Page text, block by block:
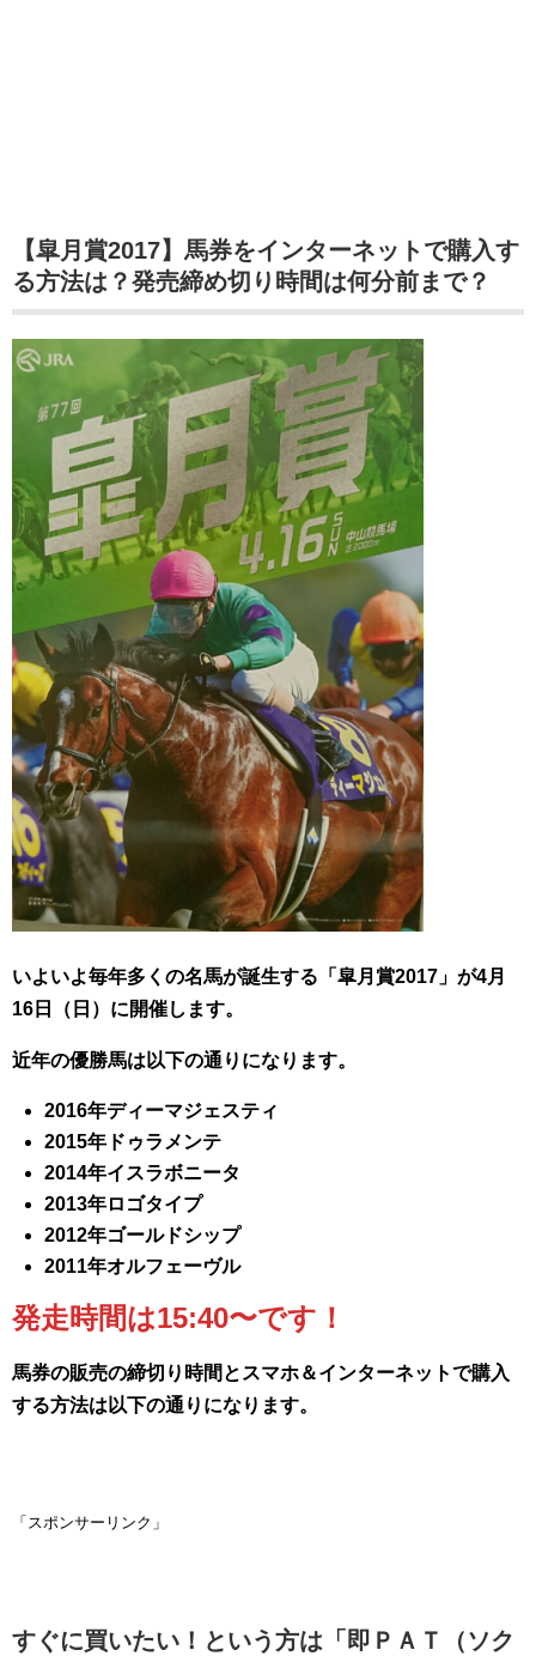
【皐月賞2017】馬券をインターネットで購入す
る方法は？発売締め切り時間は何分前まで？
いよいよ毎年多くの名馬が誕生する「皐月賞2017」 が4月
16日（日）に開催します。
近年の優勝馬は以下の通りになります。
2016年ディーマジェスティ
2015年ドゥラメンテ
2014年イスラボニータ
2013年ロゴタイプ
2012年ゴールドシップ
2011年オルフェーヴル
発走時間は15:40〜です！
馬券の販売の締切り時間とスマホ＆インターネットで購入
する方法は以下の通りになります。
「スポンサーリンク」
すぐに買いたい！という方は「即ＰＡＴ（ソク